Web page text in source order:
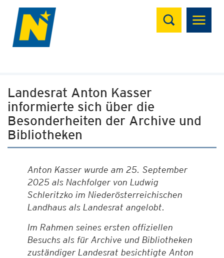
Suchen
Landesrat Anton Kasser
informierte sich über die
Besonderheiten der Archive und
Bibliotheken
Anton Kasser wurde am 25. September
2025 als Nachfolger von Ludwig
Schleritzko im Niederösterreichischen
Landhaus als Landesrat angelobt.
Im Rahmen seines ersten offiziellen
Besuchs als für Archive und Bibliotheken
zuständiger Landesrat besichtigte Anton